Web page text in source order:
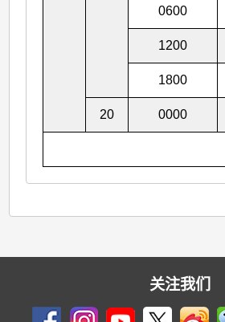
0600
1200
1800
20 0000
关注我们